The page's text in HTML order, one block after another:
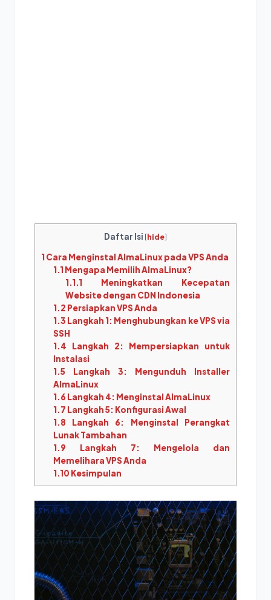
Daftar Isi [hide]
1 Cara Menginstal AlmaLinux pada VPS Anda
1.1 Mengapa Memilih AlmaLinux?
1.1.1 Meningkatkan Kecepatan
Website dengan CDN Indonesia
1.2 Persiapkan VPS Anda
1.3 Langkah 1: Menghubungkan ke VPS via
SSH
1.4 Langkah 2: Mempersiapkan untuk
Instalasi
1.5Langkah 3: Mengunduh Installer
AlmaLinux
1.6 Langkah 4: Menginstal AlmaLinux
1.7 Langkah 5: Konfigurasi Awal
1.8 Langkah 6: Menginstal Perangkat
Lunak Tambahan
1.9 Langkah 7: Mengelola dan
Memelihara VPS Anda
1.10 Kesimpulan